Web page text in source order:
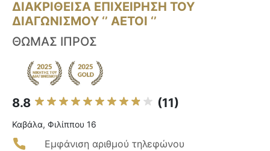
ΔΙΑΚΡΙΘΕΙΣΑ ΕΠΙΧΕΙΡΗΣΗ ΤΟΥ
ΔΙΑΓΩΝΙΣΜΟΥ ‘’ ΑΕΤΟΙ ‘’
ΘΩΜΑΣ ΙΠΡΟΣ
8.8 (11)
Καβάλα, Φιλίππου 16
Εμφάνιση αριθμού τηλεφώνου